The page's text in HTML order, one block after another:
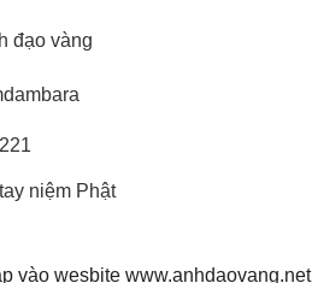
đạo vàng
niệm Phật
vào wesbite www.anhdaovang.net